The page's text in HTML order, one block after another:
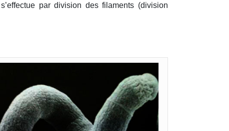
par division des filaments (division